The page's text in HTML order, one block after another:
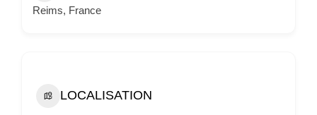
Reims, France
LOCALISATION